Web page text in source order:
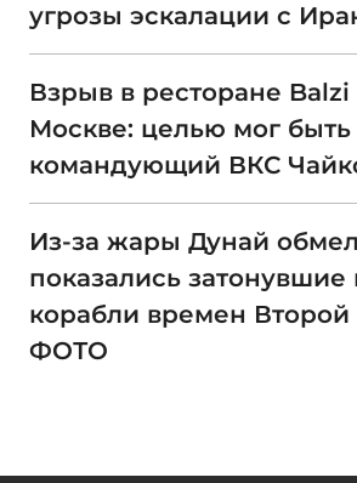
угрозы эскалации с
Взрыв в ресторане Balzi
Москве: целью мог быть
командующий ВКС
Из-за жары Дунай
показались
корабли времен
ФОТО